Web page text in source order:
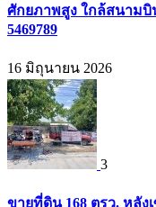
ศักยภาพสูง ใกล้สนามบิ
5469789
16 มิถุนายน 2026
3
ขายที่ดิน 168 ตรว. หลัง